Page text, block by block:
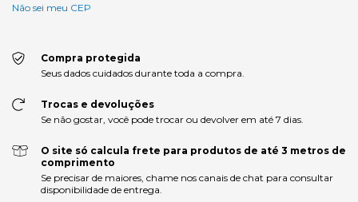
Não sei meu CEP
Compra protegida
Seus dados cuidados durante toda a compra.
Trocas e devoluções
Se não gostar, você pode trocar ou devolver em até 7 dias.
O site só calcula frete para produtos de até 3 metros de
comprimento
Se precisar de maiores, chame nos canais de chat para consultar
disponibilidade de entrega.